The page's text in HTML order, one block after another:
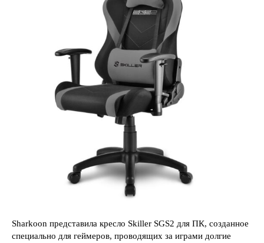
Sharkoon представила кресло Skiller SGS2 для ПК, созданное
специально для геймеров, проводящих за играми долгие